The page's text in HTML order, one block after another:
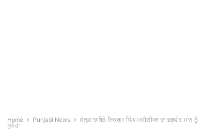
Home Punjabi News
ਜੇਲ੍ਹ ‘ਚ ਬੈਠੇ ਬਿਕਰਮ ਸਿੰਘ ਮਜੀਠੀਆ ਦਾ ਭਗਵੰਤ ਮਾਨ ਨੂੰ
ਸੁਨੇਹਾ